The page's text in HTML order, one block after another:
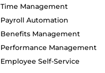
Time Management
Payroll Automation
Benefits Management
Performance Management
Employee Self-Service